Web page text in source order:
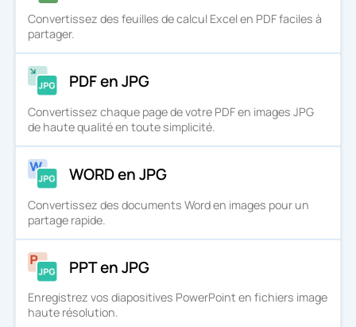
Convertissez des feuilles de calcul Excel en PDF faciles à
partager.
PDF en JPG
Convertissez chaque page de votre PDF en images JPG
de haute qualité en toute simplicité.
WORD en JPG
Convertissez des documents Word en images pour un
partage rapide.
PPT en JPG
Enregistrez vos diapositives PowerPoint en fichiers image
haute résolution.